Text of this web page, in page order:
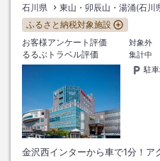
石川県 東山・卯辰山・湯涌(石川
ふるさと納税対象施設
お客様アンケート評価
対象外
るるぶトラベル評価
集計中
駐
金沢西インターから車で1分！